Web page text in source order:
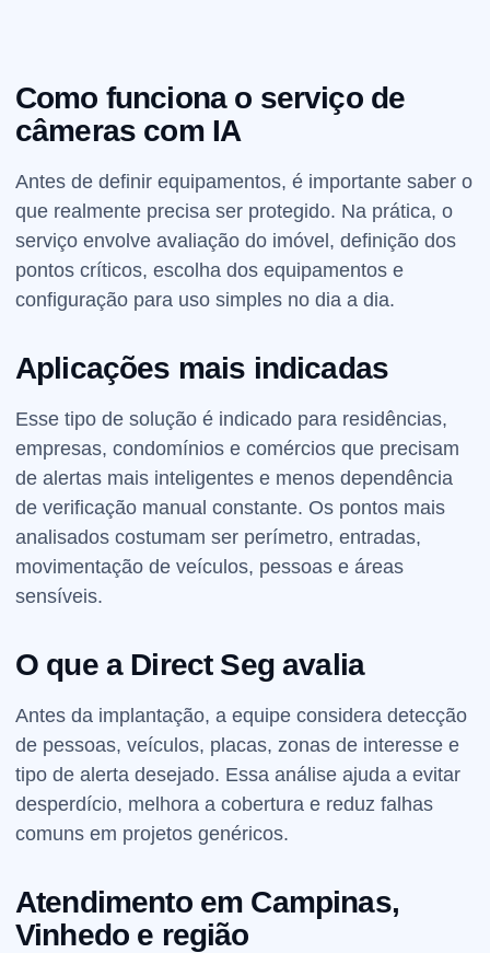
Como funciona o serviço de
câmeras com IA
Antes de definir equipamentos, é importante saber o
que realmente precisa ser protegido. Na prática, o
serviço envolve avaliação do imóvel, definição dos
pontos críticos, escolha dos equipamentos e
configuração para uso simples no dia a dia.
Aplicações mais indicadas
Esse tipo de solução é indicado para residências,
empresas, condomínios e comércios que precisam
de alertas mais inteligentes e menos dependência
de verificação manual constante. Os pontos mais
analisados costumam ser perímetro, entradas,
movimentação de veículos, pessoas e áreas
sensíveis.
O que a Direct Seg avalia
Antes da implantação, a equipe considera detecção
de pessoas, veículos, placas, zonas de interesse e
tipo de alerta desejado. Essa análise ajuda a evitar
desperdício, melhora a cobertura e reduz falhas
comuns em projetos genéricos.
Atendimento em Campinas,
Vinhedo e região